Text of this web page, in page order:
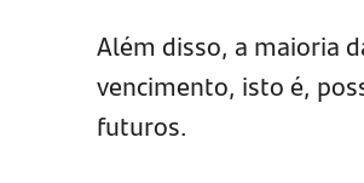
Além disso, a maioria
vencimento, isto é,
futuros.